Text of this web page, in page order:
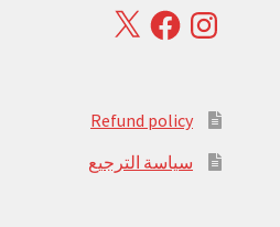
Instagram
Facebook
X
Refund policy
سياسة الترجيع